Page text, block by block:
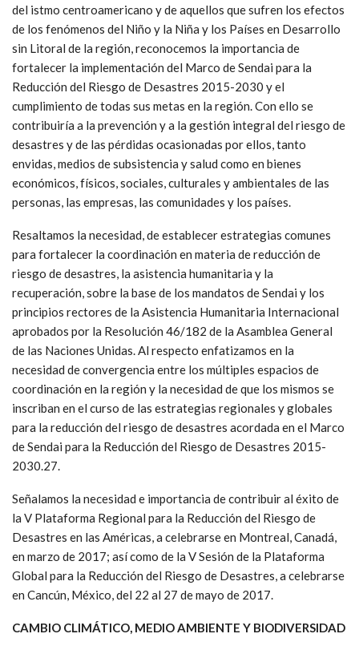
del istmo centroamericano y de aquellos que sufren los efectos
de los fenómenos del Niño y la Niña y los Países en Desarrollo
sin Litoral de la región, reconocemos la importancia de
fortalecer la implementación del Marco de Sendai para la
Reducción del Riesgo de Desastres 2015-2030 y el
cumplimiento de todas sus metas en la región. Con ello se
contribuiría a la prevención y a la gestión integral del riesgo de
desastres y de las pérdidas ocasionadas por ellos, tanto
envidas, medios de subsistencia y salud como en bienes
económicos, físicos, sociales, culturales y ambientales de las
personas, las empresas, las comunidades y los países.
Resaltamos la necesidad, de establecer estrategias comunes
para fortalecer la coordinación en materia de reducción de
riesgo de desastres, la asistencia humanitaria y la
recuperación, sobre la base de los mandatos de Sendai y los
principios rectores de la Asistencia Humanitaria Internacional
aprobados por la Resolución 46/182 de la Asamblea General
de las Naciones Unidas. Al respecto enfatizamos en la
necesidad de convergencia entre los múltiples espacios de
coordinación en la región y la necesidad de que los mismos se
inscriban en el curso de las estrategias regionales y globales
para la reducción del riesgo de desastres acordada en el Marco
de Sendai para la Reducción del Riesgo de Desastres 2015-
2030.27.
Señalamos la necesidad e importancia de contribuir al éxito de
la V Plataforma Regional para la Reducción del Riesgo de
Desastres en las Américas, a celebrarse en Montreal, Canadá,
en marzo de 2017; así como de la V Sesión de la Plataforma
Global para la Reducción del Riesgo de Desastres, a celebrarse
en Cancún, México, del 22 al 27 de mayo de 2017.
CAMBIO CLIMÁTICO, MEDIO AMBIENTE Y BIODIVERSIDAD